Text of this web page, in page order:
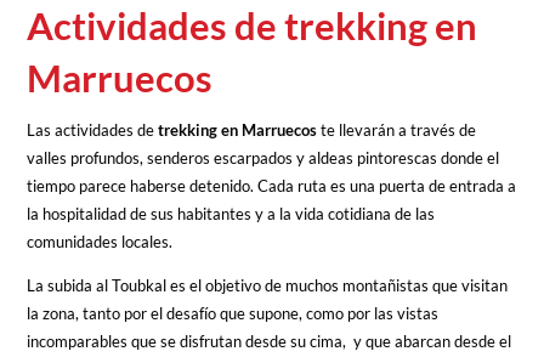
Actividades de trekking en
Marruecos
Las actividades detrekking en Marruecoste llevarán a través de
valles profundos, senderos escarpados y aldeas pintorescas donde el
tiempo parece haberse detenido. Cada ruta es una puerta de entrada a
la hospitalidad de sus habitantes y a la vida cotidiana de las
comunidades locales.
La subida al Toubkal es el objetivo de muchos montañistas que visitan
la zona, tanto por el desafío que supone, como por las vistas
incomparables que se disfrutan desde su cima, y que abarcan desde el